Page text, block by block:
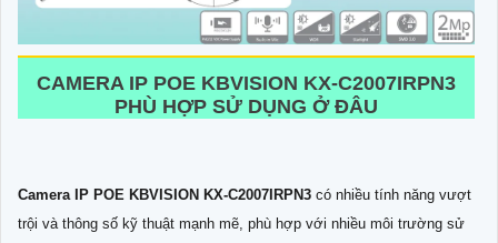
CAMERA IP POE KBVISION KX-C2007IRPN3
PHÙ HỢP SỬ DỤNG Ở ĐÂU
Camera IP POE KBVISION KX-C2007IRPN3 có nhiều tính năng vượt
trội và thông số kỹ thuật mạnh mẽ, phù hợp với nhiều môi trường sử